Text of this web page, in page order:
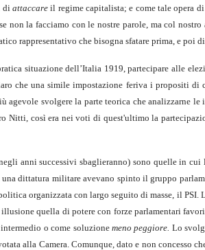
di attaccareil regime capitalista; e come tale opera
non la facciamo con le nostre parole, ma col
rap­presentativo che bisogna sfatare prima, e poi
situazione dell’Italia 1919, partecipare alle
che una simile impostazione feriva i propositi
agevole svolgere la parte teorica che analizzarne
così era nei voti di quest'ultimo la
anni successivi sbaglieranno) sono quelle in cui
dittatura militare avevano spinto il gruppo
organizzata con largo seguito di masse, il PSI.
quella di potere con forze parlamentari
o come soluzionemeno peggiore. Lo
alla Camera. Comunque, dato e non concesso